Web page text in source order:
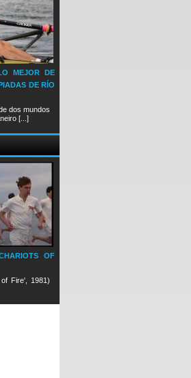
MEJOR DE
DE RÍO
dos mundos
[...]
OF
Fire', 1981)